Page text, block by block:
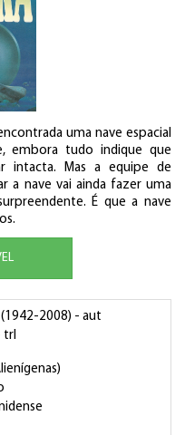
uma nave espacial
embora tudo indique que
intacta. Mas a equipe de
a nave vai ainda fazer uma
É que a nave
(1942-2008) - aut
trl